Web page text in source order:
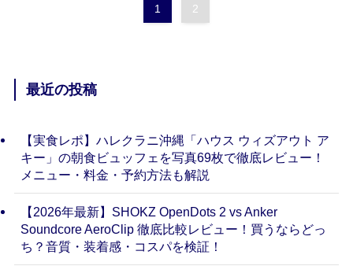
1 2
最近の投稿
【実食レポ】ハレクラニ沖縄「ハウス ウィズアウト ア
キー」の朝食ビュッフェを写真69枚で徹底レビュー！
メニュー・料金・予約方法も解説
【2026年最新】SHOKZ OpenDots 2 vs Anker
Soundcore AeroClip 徹底比較レビュー！買うならどっ
ち？音質・装着感・コスパを検証！